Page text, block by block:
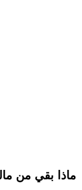
ماذا بقي من